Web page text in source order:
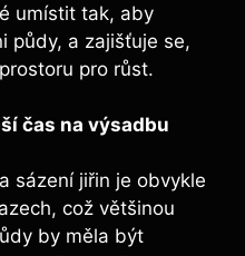
umístit tak, aby
půdy, a zajišťuje se,
pro růst.
čas na‍ výsadbu⁣
sázení jiřin je obvykle
což většinou
by měla být